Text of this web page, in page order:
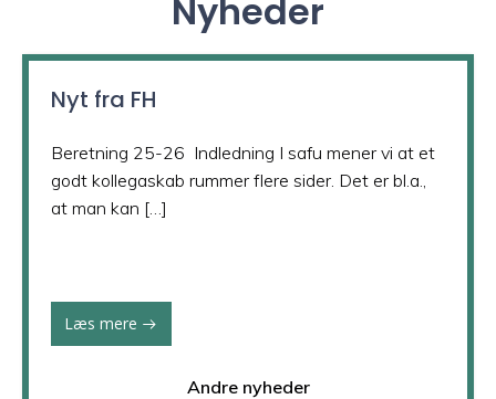
Nyheder
Nyt fra FH
Beretning 25-26 Indledning I safu mener vi at et
godt kollegaskab rummer flere sider. Det er bl.a.,
at man kan […]
Læs mere
Andre nyheder